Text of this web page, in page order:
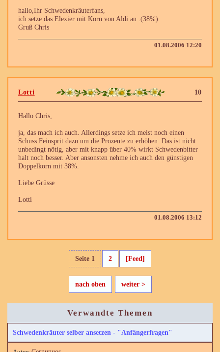
hallo,Ihr Schwedenkräuterfans,
ich setze das Elexier mit Korn von Aldi an .(38%)
Gruß Chris
01.08.2006 12:20
10
Lotti
Hallo Chris,
ja, das mach ich auch. Allerdings setze ich meist noch einen
Schuss Feinsprit dazu um die Prozente zu erhöhen. Das ist nicht
unbedingt nötig, aber mit knapp über 40% wirkt Schwedenbitter
halt noch besser. Aber ansonsten nehme ich auch den günstigen
Doppelkorn mit 38%.
Liebe Grüsse
Lotti
01.08.2006 13:12
Seite 1 2 [Feed]
nach oben weiter >
Verwandte Themen
Schwedenkräuter selber ansetzen - "Anfängerfragen"